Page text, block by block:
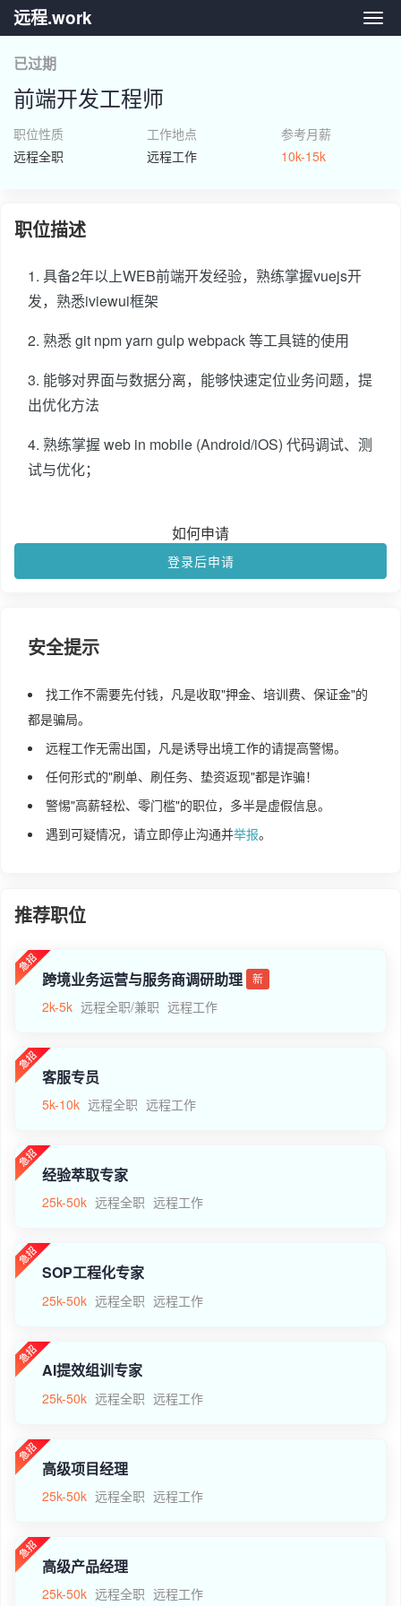
远
远程.work
已过期
前端开发工程师
职位性质
远程全职
工作地点
远程工作
参考月薪
10k-15k
职位描述
1. 具备2年以上WEB前端开发经验，熟练掌握vuejs开
发，熟悉iviewui框架
2. 熟悉 git npm yarn gulp webpack 等工具链的使用
3. 能够对界面与数据分离，能够快速定位业务问题，提
出优化方法
4. 熟练掌握 web in mobile (Android/iOS) 代码调试、测
试与优化；
如何申请
登录后申请
安全提示
找工作不需要先付钱，凡是收取"押金、培训费、保证金"的
都是骗局。
远程工作无需出国，凡是诱导出境工作的请提高警惕。
任何形式的"刷单、刷任务、垫资返现"都是诈骗！
警惕"高薪轻松、零门槛"的职位，多半是虚假信息。
遇到可疑情况，请立即停止沟通并举报。
推荐职位
跨境业务运营与服务商调研助理 新
2k-5k 远程全职/兼职 远程工作
客服专员
5k-10k 远程全职 远程工作
经验萃取专家
25k-50k 远程全职 远程工作
SOP工程化专家
25k-50k 远程全职 远程工作
AI提效组训专家
25k-50k 远程全职 远程工作
高级项目经理
25k-50k 远程全职 远程工作
高级产品经理
25k-50k 远程全职 远程工作